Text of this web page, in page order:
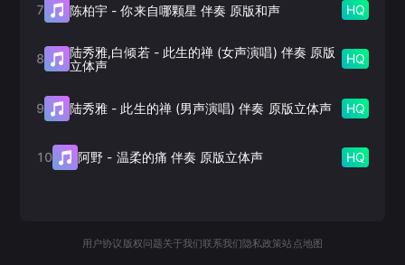
7 陈柏宇 -你来自哪颗星 伴奏 原版和声 HQ
8 陆秀雅,白倾若- 此生的禅 (女声演唱) 伴奏 原版
立体声
HQ
9 陆秀雅 - 此生的禅 (男声演唱) 伴奏 原版立体声 HQ
10 阿野 - 温柔的痛 伴奏 原版立体声 HQ
用户协议 版权问题关于我们联系我们 隐私政策站点地图